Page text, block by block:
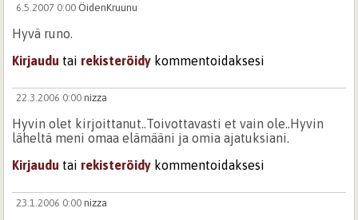
6.5.2007 0:00 ÖidenKruunu
Hyvä runo.
Kirjaudu tai rekisteröidy kommentoidaksesi
22.3.2006 0:00 nizza
Hyvin olet kirjoittanut..Toivottavasti et vain ole..Hyvin
läheltä meni omaa elämääni ja omia ajatuksiani.
Kirjaudu tai rekisteröidy kommentoidaksesi
23.1.2006 0:00 nizza